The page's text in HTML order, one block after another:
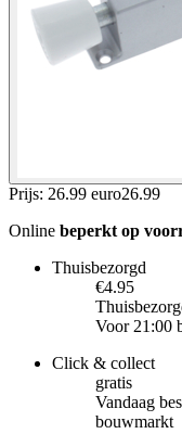
Prijs: 26.99 euro26.99
Online beperkt op
Thuisbezorgd
€4.95
Voor 21:00
Click & collect
gratis
Vandaag
bouwmarkt